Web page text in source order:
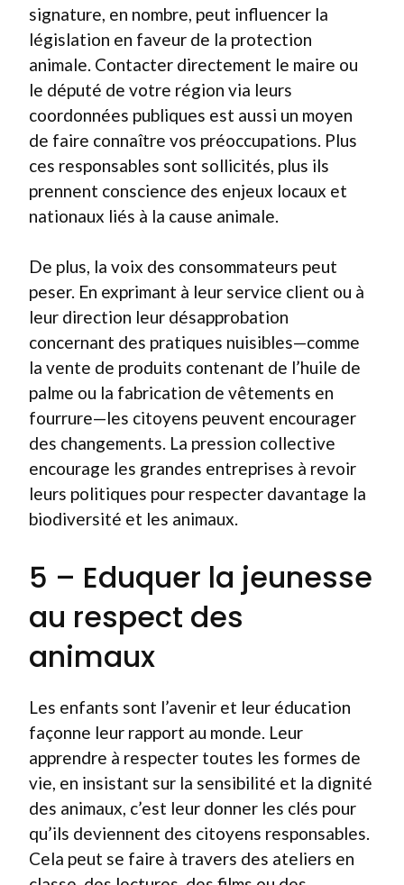
signature, en nombre, peut influencer la
législation en faveur de la protection
animale. Contacter directement le maire ou
le député de votre région via leurs
coordonnées publiques est aussi un moyen
de faire connaître vos préoccupations. Plus
ces responsables sont sollicités, plus ils
prennent conscience des enjeux locaux et
nationaux liés à la cause animale.
De plus, la voix des consommateurs peut
peser. En exprimant à leur service client ou à
leur direction leur désapprobation
concernant des pratiques nuisibles—comme
la vente de produits contenant de l’huile de
palme ou la fabrication de vêtements en
fourrure—les citoyens peuvent encourager
des changements. La pression collective
encourage les grandes entreprises à revoir
leurs politiques pour respecter davantage la
biodiversité et les animaux.
5 – Eduquer la jeunesse
au respect des
animaux
Les enfants sont l’avenir et leur éducation
façonne leur rapport au monde. Leur
apprendre à respecter toutes les formes de
vie, en insistant sur la sensibilité et la dignité
des animaux, c’est leur donner les clés pour
qu’ils deviennent des citoyens responsables.
Cela peut se faire à travers des ateliers en